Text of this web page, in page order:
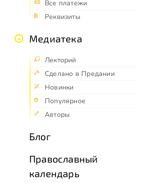
Все платежи
Реквизиты
Медиатека
Лекторий
Сделано в Предании
Новинки
Популярное
Авторы
Блог
Православный
календарь